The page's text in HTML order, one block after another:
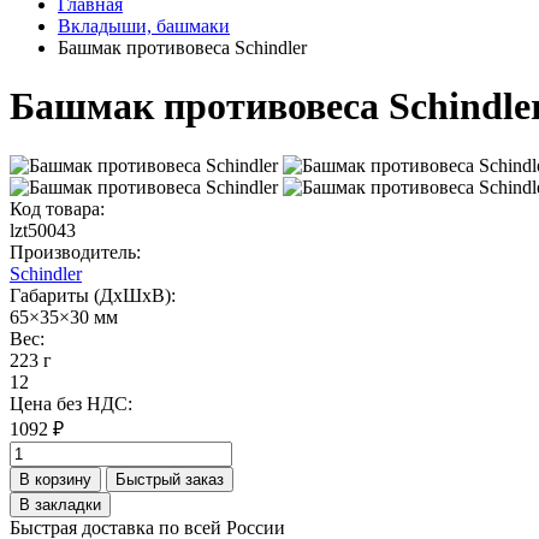
Главная
Вкладыши, башмаки
Башмак противовеса Schindler
Башмак противовеса
Код товара:
lzt50043
Производитель:
Schindler
Габариты (ДхШхВ):
65×35×30 мм
Вес:
223 г
12
Цена без НДС:
1092 ₽
В корзину
Быстрый заказ
В закладки
Быстрая доставка по всей России